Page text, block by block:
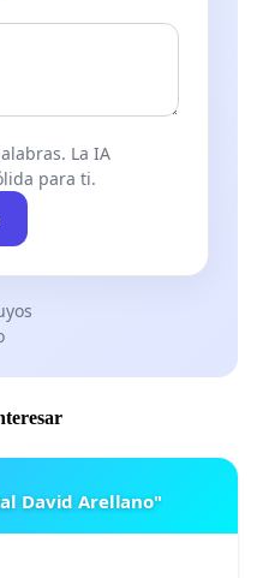
La IA
para ti.
David Arellano"